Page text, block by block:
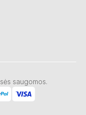
saugomos.